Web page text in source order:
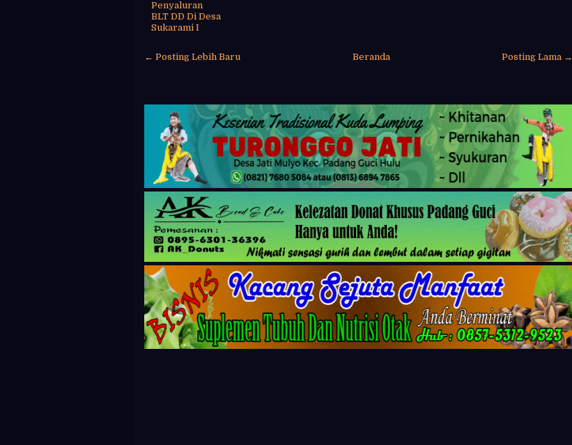
Penyaluran
BLT DD Di Desa
Sukarami I
← Posting Lebih Baru Posting Lama →
Beranda